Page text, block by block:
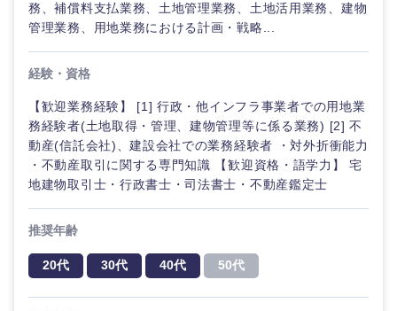
務、補償料支払業務、土地管理業務、土地活用業務、建物
管理業務、用地業務における計画・戦略...
経験・資格
【歓迎業務経験】 [1] 行政・他インフラ事業者での用地業
務経験者(土地取得・管理、建物管理等に係る業務) [2] 不
動産(信託会社)、建設会社での業務経験者 ・対外折衝能力
・不動産取引に関する専門知識 【歓迎資格・語学力】 宅
地建物取引士・行政書士・司法書士・不動産鑑定士
推奨年齢
20代 30代 40代 50代